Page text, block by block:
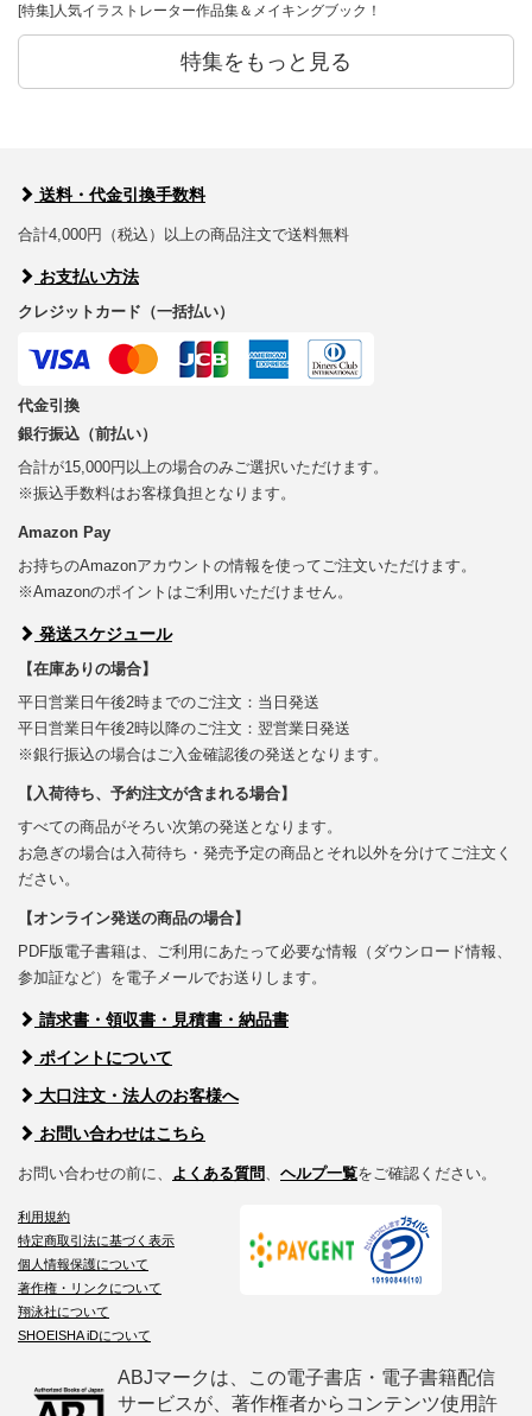
[特集]人気イラストレーター作品集＆メイキングブック！
特集をもっと見る
送料・代金引換手数料
合計4,000円（税込）以上の商品注文で送料無料
お支払い方法
クレジットカード（一括払い）
代金引換
銀行振込（前払い）
合計が15,000円以上の場合のみご選択いただけます。
※振込手数料はお客様負担となります。
Amazon Pay
お持ちのAmazonアカウントの情報を使ってご注文いただけます。
※Amazonのポイントはご利用いただけません。
発送スケジュール
【在庫ありの場合】
平日営業日午後2時までのご注文：当日発送
平日営業日午後2時以降のご注文：翌営業日発送
※銀行振込の場合はご入金確認後の発送となります。
【入荷待ち、予約注文が含まれる場合】
すべての商品がそろい次第の発送となります。
お急ぎの場合は入荷待ち・発売予定の商品とそれ以外を分けてご注文く
ださい。
【オンライン発送の商品の場合】
PDF版電子書籍は、ご利用にあたって必要な情報（ダウンロード情報、
参加証など）を電子メールでお送りします。
請求書・領収書・見積書・納品書
ポイントについて
大口注文・法人のお客様へ
お問い合わせはこちら
お問い合わせの前に、 よくある質問 ヘルプ一覧をご確認ください。
利用規約
特定商取引法に基づく表示
個人情報保護について
著作権・リンクについて
翔泳社について
SHOEISHA iDについて
ABJマークは、この電子書店・電子書籍配信
サービスが、著作権者からコンテンツ使用許